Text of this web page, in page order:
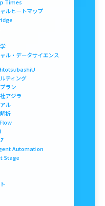
Times
ルヒートマップ
ル・データサイエンス
ティング
ラン
アジラ
ル
析
Automation
Stage